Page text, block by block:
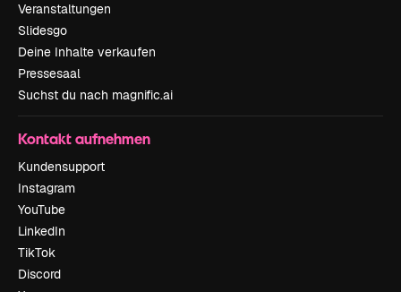
Veranstaltungen
Slidesgo
Deine Inhalte verkaufen
Pressesaal
Suchst du nach magnific.ai
Kontakt aufnehmen
Kundensupport
Instagram
YouTube
LinkedIn
TikTok
Discord